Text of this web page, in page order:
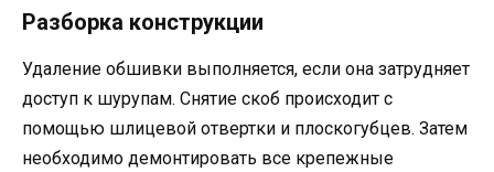
Разборка конструкции
Удаление обшивки выполняется, если она затрудняет
доступ к шурупам. Снятие скоб происходит с
помощью шлицевой отвертки и плоскогубцев. Затем
необходимо демонтировать все крепежные